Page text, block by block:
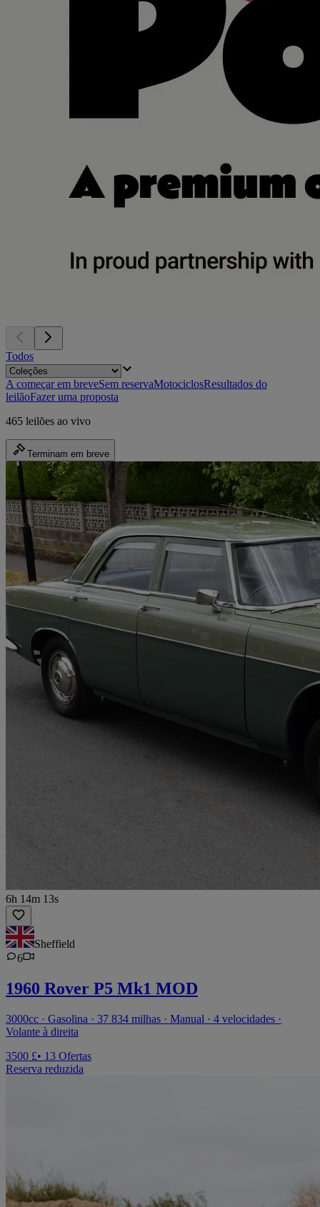
Todos
A começar em breveSem reservaMotociclosResultados do
leilãoFazer uma proposta
465 leilões ao vivo
Terminam em breve
6h 14m 13s
Sheffield
6
1960 Rover P5 Mk1 MOD
3000cc · Gasolina · 37 834 milhas · Manual · 4 velocidades ·
Volante à direita
3500 £• 13 Ofertas
Reserva reduzida